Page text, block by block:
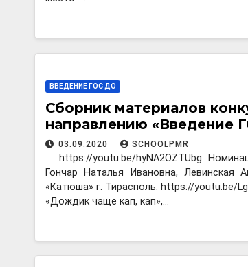
ВВЕДЕНИЕ ГОС ДО
Сборник материалов
направлению «Введение
03.09.2020 SCHOOLPMR
https://youtu.be/hyNA2OZTUbg
Гончар Наталья Ивановна,
«Катюша» г. Тирасполь. https://youtu.be/
«Дождик чаще кап, кап»,…